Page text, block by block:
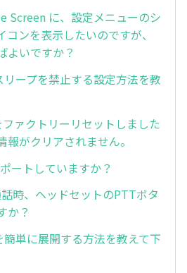
Screen に、設定メニューのシ
コンを表示したいのですが、
よいですか？
ープを禁止する設定方法を教
ァクトリーリセットしました
がクリアされません。
ートしていますか？
時、ヘッドセットのPTTボタ
か？
単に展開する方法を教えて下